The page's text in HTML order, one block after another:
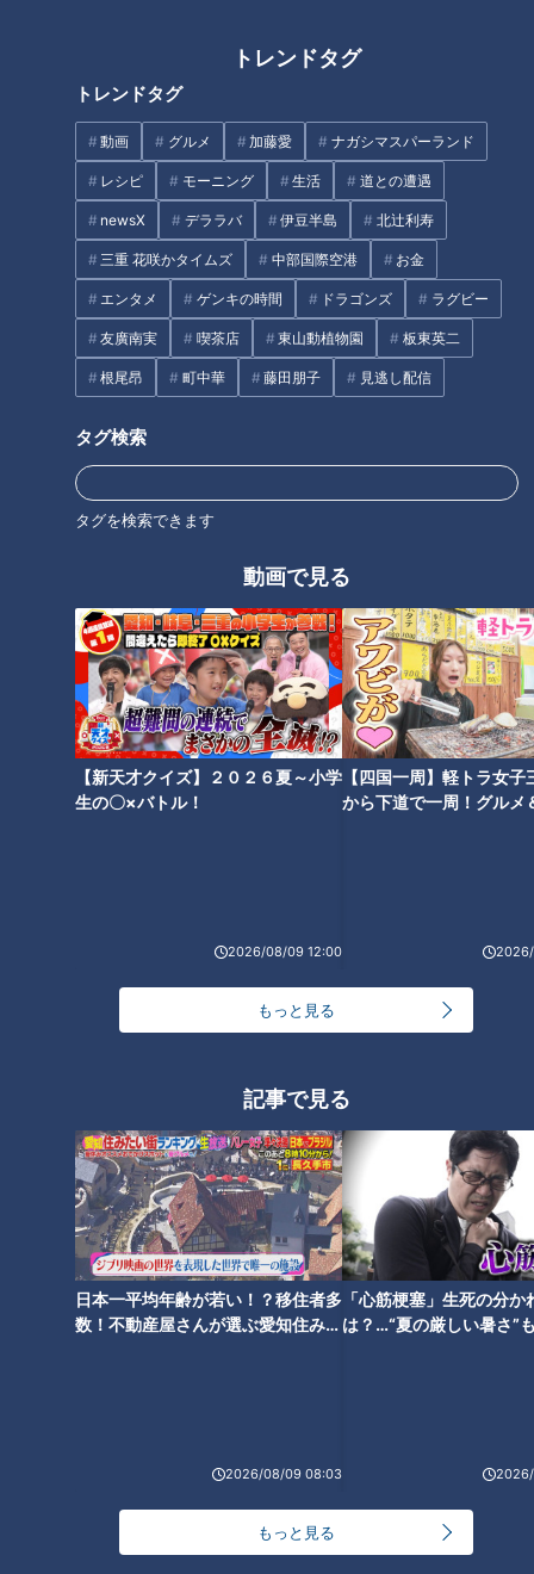
トレンドタグ
トレンドタグ
動画 グルメ 加藤愛 ナガシマスパーランド
レシピ モーニング 生活 道との遭遇
newsX デララバ 伊豆半島 北辻利寿
三重 花咲かタイムズ 中部国際空港 お金
エンタメ ゲンキの時間 ドラゴンズ ラグビー
友廣南実 喫茶店 東山動植物園 板東英二
根尾昂 町中華 藤田朋子 見逃し配信
タグ検索
タグを検索できます
動画で見る
【新天才クイズ】２０２６夏～小学
生の〇×バトル！
2026/08/09 12:00
【四国一周】軽トラ女子
から下道で一周！グルメ
もっと見る
記事で見る
日本一平均年齢が若い！？移住者多
数！不動産屋さんが選ぶ愛知住みた
2026/08/09 08:03
「心筋梗塞」生死の分か
は？…“夏の厳しい暑さ”
もっと見る
石井亮次アナウンサー始めみんな久しぶりのスタジオ出演。
約3カ月ぶりの再会で「うれしかった」と本番前からまるで同
窓会のようだったと笑顔で話すますだおかだの増田英彦。ナジ
ャも「わたしもお気に入りの(A.B.C-Z)河合（郁人）くんに会
増田「今日は楽しかったね。本番前がすごい楽しかった、みん
なで集まって」 石井アナ「大体（本番）20分前に集まって
田とナジャ。いつの間にか河合がメインMCのようになってい
たよう。 視聴者に「本番前に話していた様子を一番（生ライ
ブで）見てほしかった」とさらに熱く話す増田に、石井アナは
立場が危うくなりそうな気がしたのか、苦笑いでスルー。
謎に包まれたオネエ界隈モテ男事情
ナジャから「増田さんはオネエ受けするのよ」と意外な言葉
が。 間髪入れず石井アナから「（増田が）柔道やってて筋肉
あるから？」と増田がモテる理由について質問。
ナジャ「柔道やって野球もやってるとか。短髪やし。わたしの
よろこんでいいのかわからず、複雑そうな顔の増田を横目に、
ナジャをはじめ石井アナと古川枝里子アナウンサーは大爆笑。